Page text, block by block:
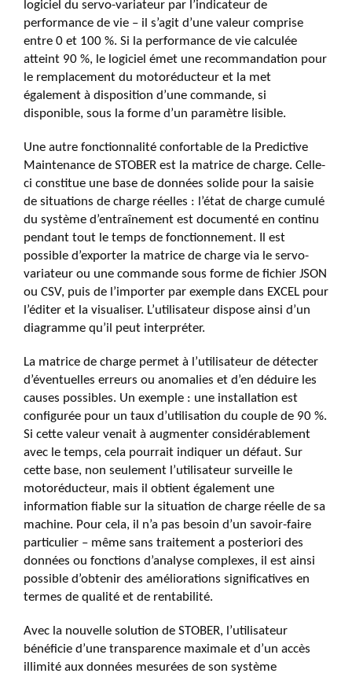
logiciel du servo-variateur par l’indicateur de
performance de vie – il s’agit d’une valeur comprise
entre 0 et 100 %. Si la performance de vie calculée
atteint 90 %, le logiciel émet une recommandation pour
le remplacement du motoréducteur et la met
également à disposition d’une commande, si
disponible, sous la forme d’un paramètre lisible.
Une autre fonctionnalité confortable de la Predictive
Maintenance de STOBER est la matrice de charge. Celle-
ci constitue une base de données solide pour la saisie
de situations de charge réelles : l’état de charge cumulé
du système d’entraînement est documenté en continu
pendant tout le temps de fonctionnement. Il est
possible d’exporter la matrice de charge via le servo-
variateur ou une commande sous forme de fichier JSON
ou CSV, puis de l’importer par exemple dans EXCEL pour
l’éditer et la visualiser. L’utilisateur dispose ainsi d’un
diagramme qu’il peut interpréter.
La matrice de charge permet à l’utilisateur de détecter
d’éventuelles erreurs ou anomalies et d’en déduire les
causes possibles. Un exemple : une installation est
configurée pour un taux d’utilisation du couple de 90 %.
Si cette valeur venait à augmenter considérablement
avec le temps, cela pourrait indiquer un défaut. Sur
cette base, non seulement l’utilisateur surveille le
motoréducteur, mais il obtient également une
information fiable sur la situation de charge réelle de sa
machine. Pour cela, il n’a pas besoin d’un savoir-faire
particulier – même sans traitement a posteriori des
données ou fonctions d’analyse complexes, il est ainsi
possible d’obtenir des améliorations significatives en
termes de qualité et de rentabilité.
Avec la nouvelle solution de STOBER, l’utilisateur
bénéficie d’une transparence maximale et d’un accès
illimité aux données mesurées de son système